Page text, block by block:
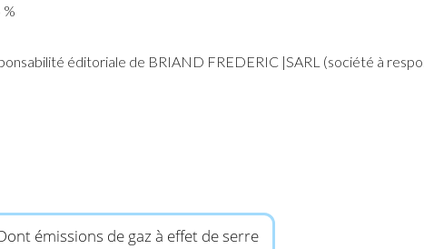
éditoriale de BRIAND FREDERIC |SARL (société à
émissions de gaz à effet de serre